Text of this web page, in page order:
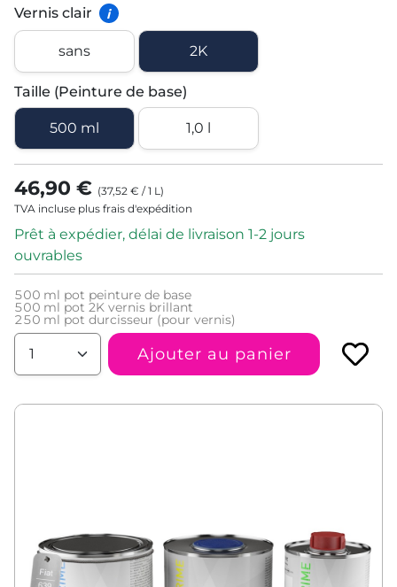
Vernis clair i
sans 2K
Taille (Peinture de base)
500 ml 1,0 l
46,90 € (37,52 € /1 L )
TVA incluse plus frais d'expédition
Prêt à expédier, délai de livraison 1-2 jours
ouvrables
500 ml pot peinture de base
500 ml pot 2K vernis brillant
250 ml pot durcisseur (pour vernis)
Ajouter au panier